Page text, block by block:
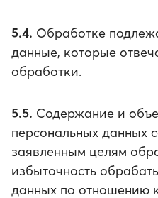
5.4. Обработке
данные, которые
обработки.
5.5. Содержание и
персональных данных
заявленным целям
избыточность
данных по отношению